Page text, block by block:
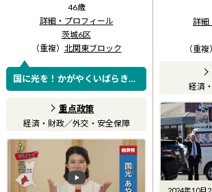
46歳
詳細・プロフィール
茨城6区
（重複） 北関東ブロック
国に光を！かがやくいばらき！
常に全力行動！ 地元で子育て中
のママ議員(高校生)、時折診療
中！ (現場課題を政策に活か...
重点政策
経済・財政／外交・安全保障
詳細
（重複）
経済
2024年10